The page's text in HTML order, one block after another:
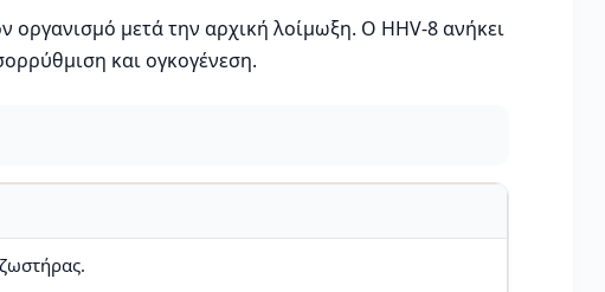
οργανισμό μετά την αρχική λοίμωξη. Ο HHV-8 ανήκει
και ογκογένεση.